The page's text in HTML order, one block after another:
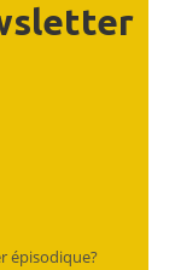
épisodique?